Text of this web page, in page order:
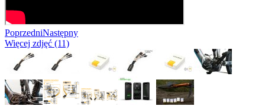
PoprzedniNastępny
Więcej zdjęć (11)